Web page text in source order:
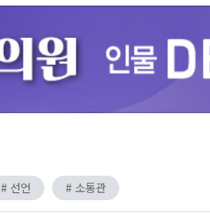
# 선언 # 소통관